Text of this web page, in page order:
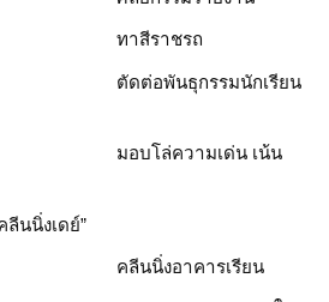
าชรถ
กรรมนักเรียน
ามเด่น เน้น
งเดย์”
าคารเรียน